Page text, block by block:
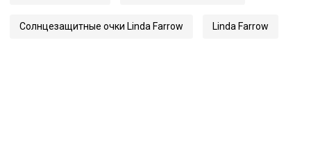
Солнцезащитные очки Linda Farrow Linda Farrow